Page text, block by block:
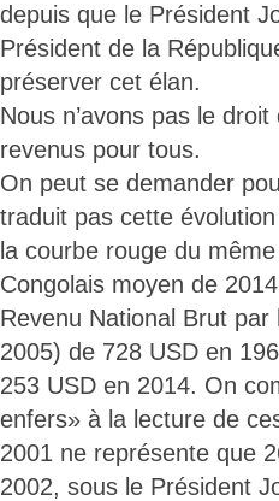
depuis que le Président
Président de la
préserver cet élan.
Nous n’avons pas le
revenus pour tous.
On peut se demander
traduit pas cette
la courbe rouge du
Congolais moyen de
Revenu National Brut
2005) de 728 USD en
253 USD en 2014. On
enfers» à la lecture de
2001 ne représente que
2002, sous le Président